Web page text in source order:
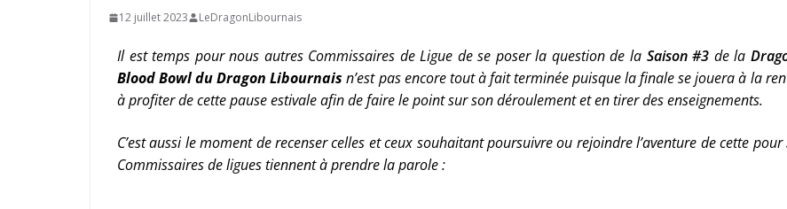
12 juillet 2023 LeDragonLibournais
Il est temps pour nous autres Commissaires de Ligue de se poser la question de la Saison #3 de la
Blood Bowl du Dragon Libournais n’est pas encore tout à fait terminée puisque la finale se jouera à la
à profiter de cette pause estivale afin de faire le point sur son déroulement et en tirer des enseignements.
C’est aussi le moment de recenser celles et ceux souhaitant poursuivre ou rejoindre l’aventure de cette pour
Commissaires de ligues tiennent à prendre la parole :